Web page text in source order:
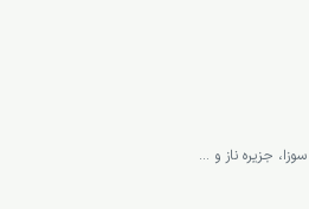
جزیره ناز و …